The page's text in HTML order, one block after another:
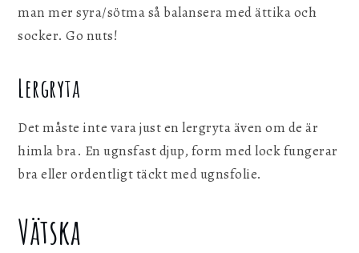
man mer syra/sötma så balansera med ättika och
socker. Go nuts!
Lergryta
Det måste inte vara just en lergryta även om de är
himla bra. En ugnsfast djup, form med lock fungerar
bra eller ordentligt täckt med ugnsfolie.
Vätska